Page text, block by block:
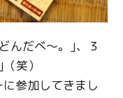
んだべ～。｣、３
笑）
参加してきまし